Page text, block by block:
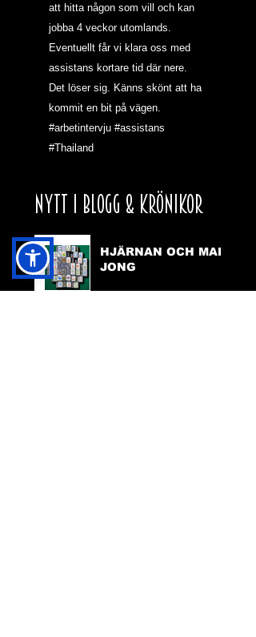
att hitta någon som vill och kan
jobba 4 veckor utomlands.
Eventuellt får vi klara oss med
assistans kortare tid där nere.
Det löser sig. Känns skönt att ha
kommit en bit på vägen.
#arbetintervju #assistans
#Thailand
NYTT I BLOGG & KRÖNIKOR
HJÄRNAN OCH MAH
JONG